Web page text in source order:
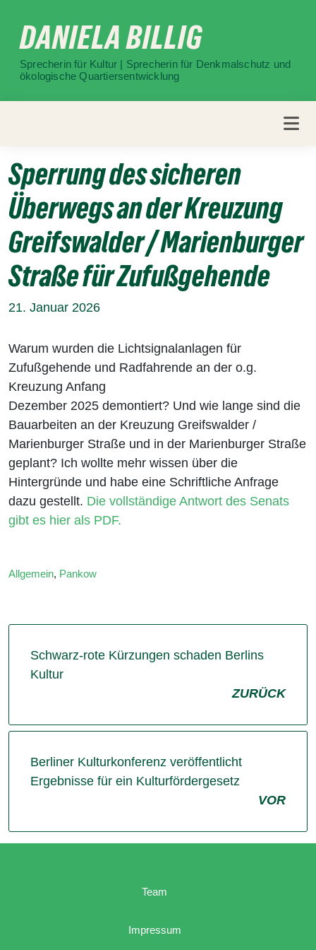
zum
InhaltDANIELA BILLIG
Sprecherin für Kultur | Sprecherin für Denkmalschutz und
ökologische Quartiersentwicklung
Sperrung des sicheren
Überwegs an der Kreuzung
Greifswalder / Marienburger
Straße für Zufußgehende
21. Januar 2026
Warum wurden die Lichtsignalanlagen für
Zufußgehende und Radfahrende an der o.g.
Kreuzung Anfang
Dezember 2025 demontiert? Und wie lange sind die
Bauarbeiten an der Kreuzung Greifswalder /
Marienburger Straße und in der Marienburger Straße
geplant? Ich wollte mehr wissen über die
Hintergründe und habe eine Schriftliche Anfrage
dazu gestellt. Die vollständige Antwort des Senats
gibt es hier als PDF.
Allgemein, Pankow
Schwarz-rote Kürzungen schaden Berlins
Kultur
ZURÜCK
Berliner Kulturkonferenz veröffentlicht
Ergebnisse für ein Kulturfördergesetz
VOR
Team
Impressum